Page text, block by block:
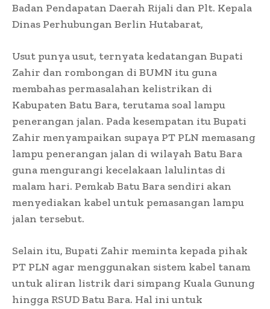
Badan Pendapatan Daerah Rijali dan Plt. Kepala
Dinas Perhubungan Berlin Hutabarat,
Usut punya usut, ternyata kedatangan Bupati
Zahir dan rombongan di BUMN itu guna
membahas permasalahan kelistrikan di
Kabupaten Batu Bara, terutama soal lampu
penerangan jalan. Pada kesempatan itu Bupati
Zahir menyampaikan supaya PT PLN memasang
lampu penerangan jalan di wilayah Batu Bara
guna mengurangi kecelakaan lalulintas di
malam hari. Pemkab Batu Bara sendiri akan
menyediakan kabel untuk pemasangan lampu
jalan tersebut.
Selain itu, Bupati Zahir meminta kepada pihak
PT PLN agar menggunakan sistem kabel tanam
untuk aliran listrik dari simpang Kuala Gunung
hingga RSUD Batu Bara. Hal ini untuk